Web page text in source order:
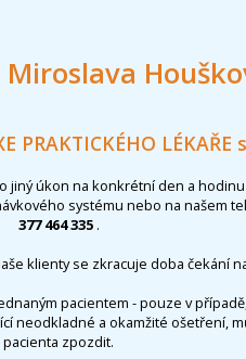
PRAKTICKÉHO LÉKAŘE
jiný úkon na konkrétní den a
systému nebo na našem
377 464 335 .
klienty se zkracuje doba čekání
pacientem - pouze v
neodkladné a okamžité ošetření,
pacienta zpozdit.